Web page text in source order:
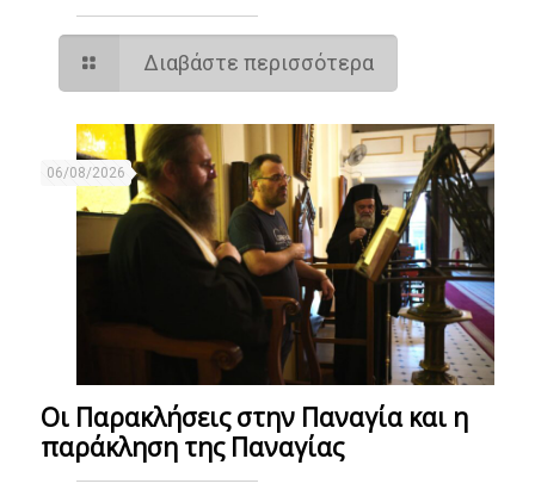
Διαβάστε περισσότερα
06/08/2026
Οι Παρακλήσεις στην Παναγία και η
παράκληση της Παναγίας